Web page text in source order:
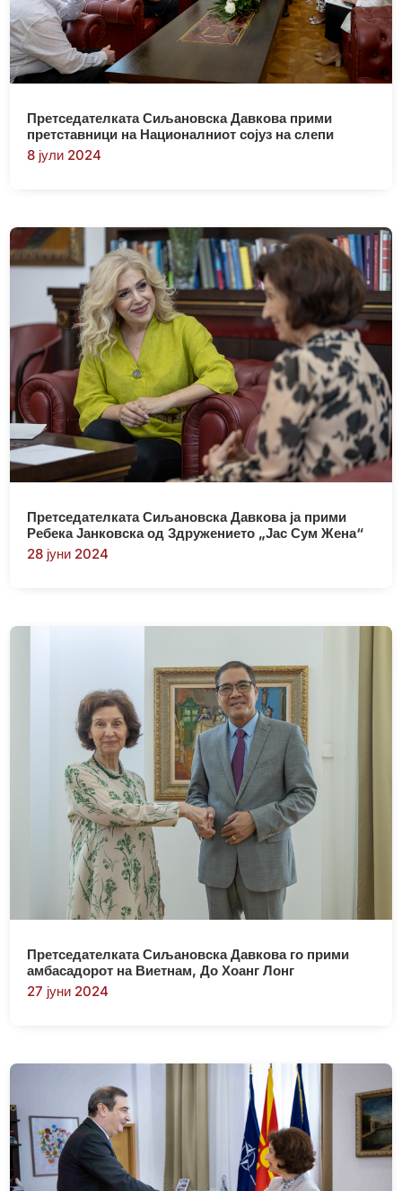
Претседателката Сиљановска Давкова прими
претставници на Националниот сојуз на слепи
8 јули 2024
Претседателката Сиљановска Давкова ја прими
Ребека Јанковска од Здружението „Јас Сум Жена“
28 јуни 2024
Претседателката Сиљановска Давкова го прими
амбасадорот на Виетнам, До Хоанг Лонг
27 јуни 2024